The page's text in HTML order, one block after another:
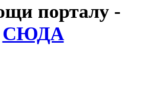
порталу -
СЮДА